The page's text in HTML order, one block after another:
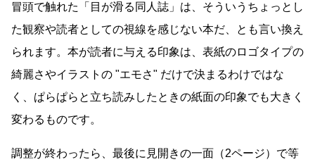
冒頭で触れた「目が滑る同人誌」は、そういうちょっとし
た観察や読者としての視線を感じない本だ、とも言い換え
られます。本が読者に与える印象は、表紙のロゴタイプの
綺麗さやイラストの
エモさ
だけで決まるわけではな
く、ぱらぱらと立ち読みしたときの紙面の印象でも大きく
変わるものです。
調整が終わったら、最後に見開きの一面（2ページ）で等